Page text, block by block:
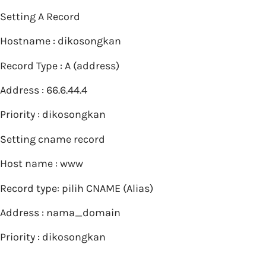
Setting A Record
Hostname : dikosongkan
Record Type : A (address)
Address : 66.6.44.4
Priority : dikosongkan
Setting cname record
Host name : www
Record type: pilih CNAME (Alias)
Address : nama_domain
Priority : dikosongkan